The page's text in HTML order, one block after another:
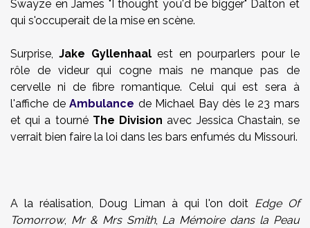
Swayze en James "I thought you'd be bigger" Dalton et
qui s'occuperait de la mise en scène.
Surprise,Jake Gyllenhaalest en pourparlers pour le
rôle de videur qui cogne mais ne manque pas de
cervelle ni de fibre romantique. Celui qui est sera à
l'affiche deAmbulance de Michael Bay dès le 23 mars
et qui a tourné The Division avec Jessica Chastain, se
verrait bien faire la loi dans les bars enfumés du Missouri.
A la réalisation, Doug Liman à qui l'on doit Edge Of
Tomorrow, Mr & Mrs Smith, La Mémoire dans la Peau